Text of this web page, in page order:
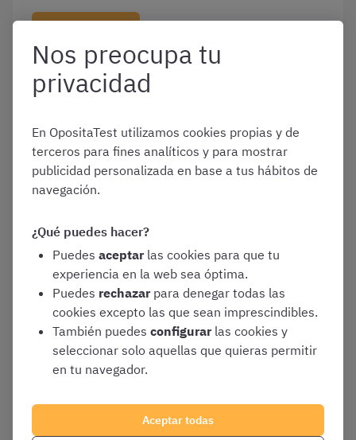
Promoción Interna
Prueba gratis
Curso de Tramitación Procesal y
Administrativa Turno Libre
Prueba gratis
Libre - Tercer ejercicio informática
Nos preocupa tu
privacidad
En OpositaTest utilizamos cookies propias y de
terceros para fines analíticos y para mostrar
publicidad personalizada en base a tus hábitos de
navegación.
¿Qué puedes hacer?
Puedes aceptar las cookies para que tu
experiencia en la web sea óptima.
Puedes rechazar para denegar todas las
cookies excepto las que sean imprescindibles.
También puedes configurar las cookies y
seleccionar solo aquellas que quieras permitir
en tu navegador.
Aceptar todas